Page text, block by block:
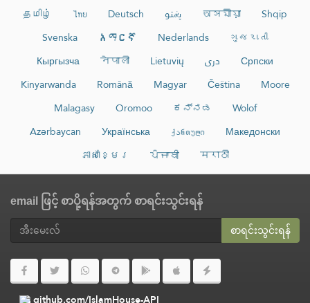
தமிழ்
ไทย Deutsch پښتو অসমীয়া
Shqip
Svenska
አማርኛ Nederlands
ગુજરાતી
Кыргызча
नेपाली Lietuvių دری
Српски
Kinyarwanda
Română Magyar Čeština
Moore
Malagasy
Oromoo ಕನ್ನಡ
Wolof
Azərbaycan
Українська ქართული
Македонски
ភាសាខ្មែរ
ਪੰਜਾਬੀ मराठी
email ဖြင့် စာပို့ရန်အတွက် စာရင်းသွင်းရန်
စာရင်းသွင်းရန်